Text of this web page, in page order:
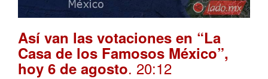
Así van las votaciones en “La
Casa de los Famosos México”,
hoy 6 de agosto. 20:12